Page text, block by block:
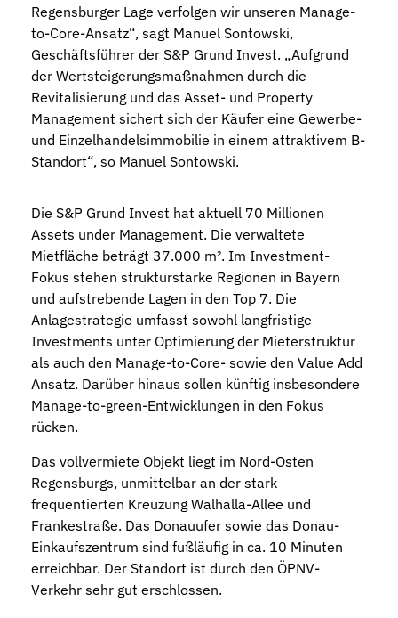
Regensburger Lage verfolgen wir unseren Manage-
to-Core-Ansatz“, sagt Manuel Sontowski,
Geschäftsführer der S&P Grund Invest. „Aufgrund
der Wertsteigerungsmaßnahmen durch die
Revitalisierung und das Asset- und Property
Management sichert sich der Käufer eine Gewerbe-
und Einzelhandelsimmobilie in einem attraktivem B-
Standort“, so Manuel Sontowski.
Die S&P Grund Invest hat aktuell 70 Millionen
Assets under Management. Die verwaltete
Mietfläche beträgt 37.000 m². Im Investment-
Fokus stehen strukturstarke Regionen in Bayern
und aufstrebende Lagen in den Top 7. Die
Anlagestrategie umfasst sowohl langfristige
Investments unter Optimierung der Mieterstruktur
als auch den Manage-to-Core- sowie den Value Add
Ansatz. Darüber hinaus sollen künftig insbesondere
Manage-to-green-Entwicklungen in den Fokus
rücken.
Das vollvermiete Objekt liegt im Nord-Osten
Regensburgs, unmittelbar an der stark
frequentierten Kreuzung Walhalla-Allee und
Frankestraße. Das Donauufer sowie das Donau-
Einkaufszentrum sind fußläufig in ca. 10 Minuten
erreichbar. Der Standort ist durch den ÖPNV-
Verkehr sehr gut erschlossen.